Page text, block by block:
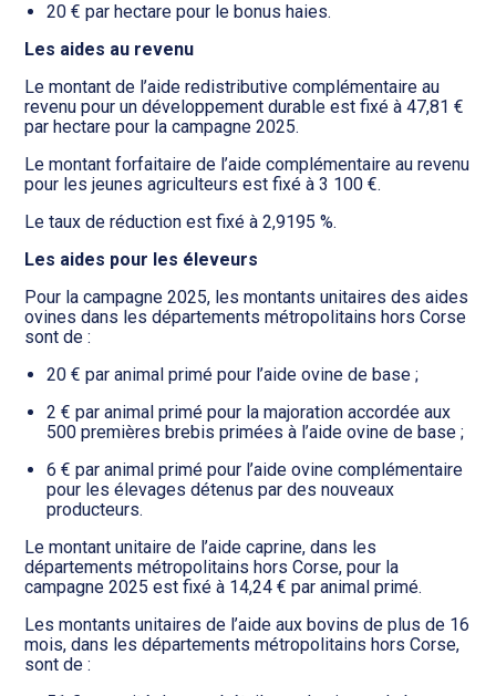
20 € par hectare pour le bonus haies.
Les aides au revenu
Le montant de l’aide redistributive complémentaire au
revenu pour un développement durable est fixé à 47,81 €
par hectare pour la campagne 2025.
Le montant forfaitaire de l’aide complémentaire au revenu
pour les jeunes agriculteurs est fixé à 3 100 €.
Le taux de réduction est fixé à 2,9195 %.
Les aides pour les éleveurs
Pour la campagne 2025, les montants unitaires des aides
ovines dans les départements métropolitains hors Corse
sont de :
20 € par animal primé pour l’aide ovine de base ;
2 € par animal primé pour la majoration accordée aux
500 premières brebis primées à l’aide ovine de base ;
6 € par animal primé pour l’aide ovine complémentaire
pour les élevages détenus par des nouveaux
producteurs.
Le montant unitaire de l’aide caprine, dans les
départements métropolitains hors Corse, pour la
campagne 2025 est fixé à 14,24 € par animal primé.
Les montants unitaires de l’aide aux bovins de plus de 16
mois, dans les départements métropolitains hors Corse,
sont de :